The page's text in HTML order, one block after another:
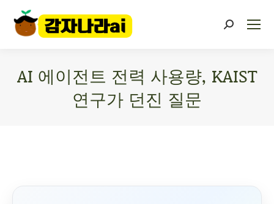
AI 에이전트 전력 사용량, KAIST
연구가 던진 질문